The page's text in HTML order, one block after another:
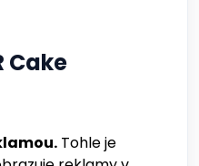
Cake
Tohle je